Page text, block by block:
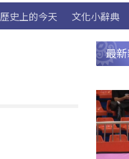
歷史上的今天 文化小辭典
最